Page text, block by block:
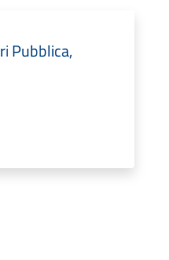
Pubblica,